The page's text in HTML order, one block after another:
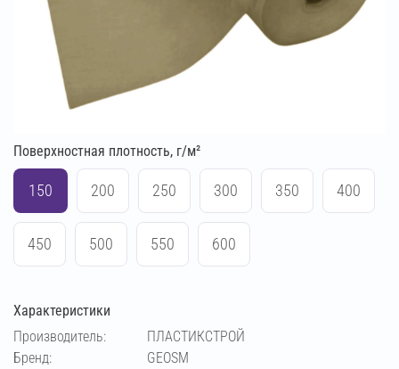
Поверхностная плотность, г/м²
150 200 250 300 350 400
450 500 550 600
Характеристики
Производитель:
ПЛАСТИКСТРОЙ
Бренд:
GEOSM